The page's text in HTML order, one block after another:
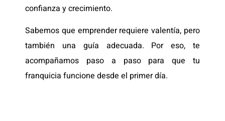
confianza y crecimiento.
Sabemos que emprender requiere valentía, pero
también una guía adecuada. Por eso, te
acompañamos paso a paso para que tu
franquicia funcione desde el primer día.